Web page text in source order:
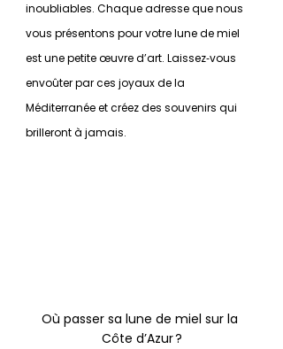
inoubliables. Chaque adresse que nous
vous présentons pour votre lune de miel
est une petite œuvre d’art. Laissez‑vous
envoûter par ces joyaux de la
Méditerranée et créez des souvenirs qui
brilleront à jamais.
Où passer sa lune de miel sur la
Côte d’Azur ?